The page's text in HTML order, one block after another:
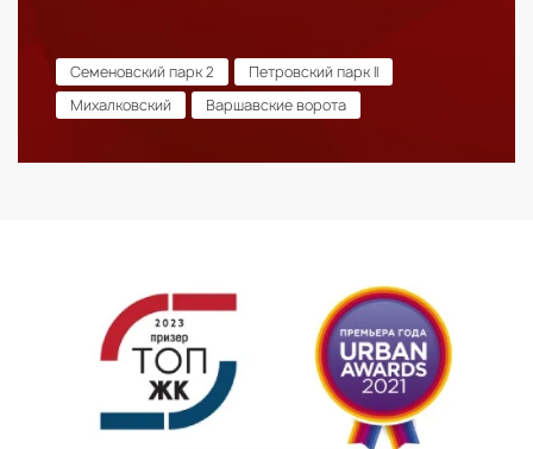
Семеновский парк 2
Петровский парк II
Михалковский
Варшавские ворота